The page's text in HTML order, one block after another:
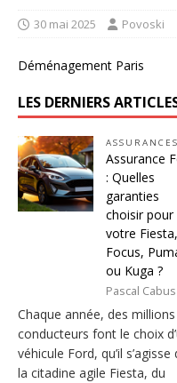
30 mai 2025 Povoski
Déménagement Paris
LES DERNIERS
ASSURANCES
Assurance
: Quelles
garanties
choisir pour
votre Fiesta,
Focus,
ou Kuga ?
Pascal Cabus
Chaque année, des
conducteurs font le choix
véhicule Ford, qu’il s’agisse
la citadine agile Fiesta, du